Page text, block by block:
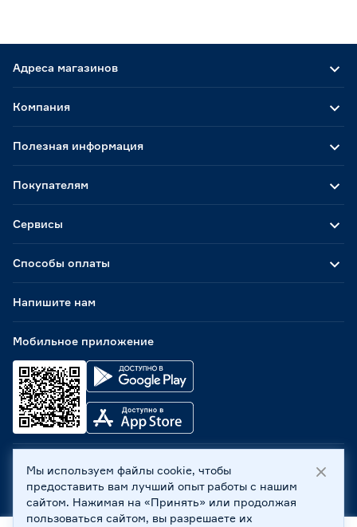
Адреса магазинов
Способы оплаты
Мобильное приложение
Компания
Полезная информация
Покупателям
Сервисы
Напишите нам
ООО «Бауцентр Рус» 2004 -2026, 236029, г. Калининград,
ул. А.Невского, 205. ИНН 7702596813, КПП 390601001 ©
Все права защищены
Мы используем файлы cookie, чтобы
предоставить вам лучший опыт работы с нашим
сайтом. Нажимая на «Принять» или продолжая
пользоваться сайтом, вы разрешаете их